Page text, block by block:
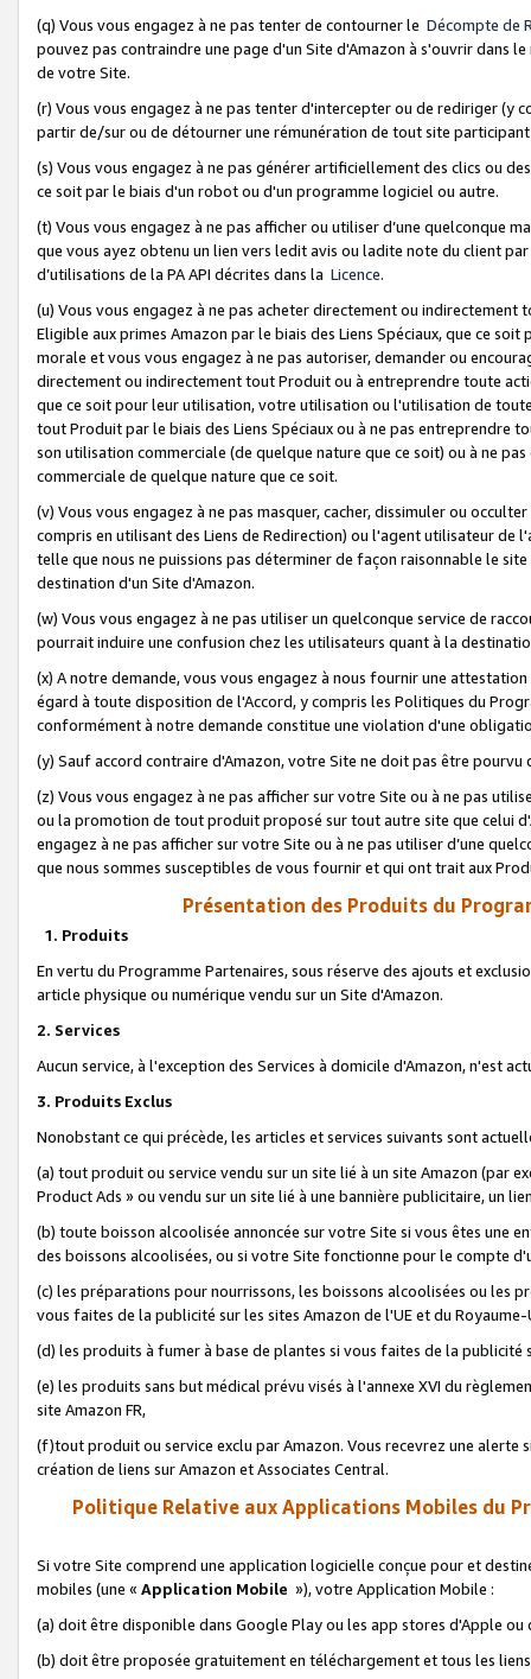
(q) Vous vous engagez à ne pas tenter de contourner le Décompte de
pouvez pas contraindre une page d'un Site d'Amazon à s'ouvrir dans
de votre Site.
(r) Vous vous engagez à ne pas tenter d'intercepter ou de rediriger
partir de/sur ou de détourner une rémunération de tout site
(s) Vous vous engagez à ne pas générer artificiellement des clics ou
ce soit par le biais d'un robot ou d'un programme logiciel ou autre.
(t) Vous vous engagez à ne pas afficher ou utiliser d’une quelconque
que vous ayez obtenu un lien vers ledit avis ou ladite note du client
d’utilisations de la PA API décrites dans la Licence.
(u) Vous vous engagez à ne pas acheter directement ou
Eligible aux primes Amazon par le biais des Liens Spéciaux, que ce
morale et vous vous engagez à ne pas autoriser, demander ou
directement ou indirectement tout Produit ou à entreprendre toute
que ce soit pour leur utilisation, votre utilisation ou l'utilisation de
tout Produit par le biais des Liens Spéciaux ou à ne pas entreprendre
son utilisation commerciale (de quelque nature que ce soit) ou à ne
commerciale de quelque nature que ce soit.
(v) Vous vous engagez à ne pas masquer, cacher, dissimuler ou
compris en utilisant des Liens de Redirection) ou l'agent utilisateur
telle que nous ne puissions pas déterminer de façon raisonnable le
destination d'un Site d'Amazon.
(w) Vous vous engagez à ne pas utiliser un quelconque service de
pourrait induire une confusion chez les utilisateurs quant à la
(x) A notre demande, vous vous engagez à nous fournir une
égard à toute disposition de l'Accord, y compris les Politiques du
conformément à notre demande constitue une violation d'une
(y) Sauf accord contraire d'Amazon, votre Site ne doit pas être
(z) Vous vous engagez à ne pas afficher sur votre Site ou à ne pas
ou la promotion de tout produit proposé sur tout autre site que celui
engagez à ne pas afficher sur votre Site ou à ne pas utiliser d’une
que nous sommes susceptibles de vous fournir et qui ont trait aux
Présentation des Produits du
1. Produits
En vertu du Programme Partenaires, sous réserve des ajouts et
article physique ou numérique vendu sur un Site d'Amazon.
2. Services
Aucun service, à l'exception des Services à domicile d'Amazon, n'est
3. Produits Exclus
Nonobstant ce qui précède, les articles et services suivants sont
(a) tout produit ou service vendu sur un site lié à un site Amazon (par
Product Ads » ou vendu sur un site lié à une bannière publicitaire, un
(b) toute boisson alcoolisée annoncée sur votre Site si vous êtes une
des boissons alcoolisées, ou si votre Site fonctionne pour le compte
(c) les préparations pour nourrissons, les boissons alcoolisées ou les
vous faites de la publicité sur les sites Amazon de l'UE et du Royaume-
(d) les produits à fumer à base de plantes si vous faites de la publicité
(e) les produits sans but médical prévu visés à l'annexe XVI du
site Amazon FR,
(f)tout produit ou service exclu par Amazon. Vous recevrez une alerte
création de liens sur Amazon et Associates Central.
Politique Relative aux Applications Mobiles du
Si votre Site comprend une application logicielle conçue pour et
mobiles (une « Application Mobile »), votre Application Mobile :
(a) doit être disponible dans Google Play ou les app stores d'Apple ou
(b) doit être proposée gratuitement en téléchargement et tous les